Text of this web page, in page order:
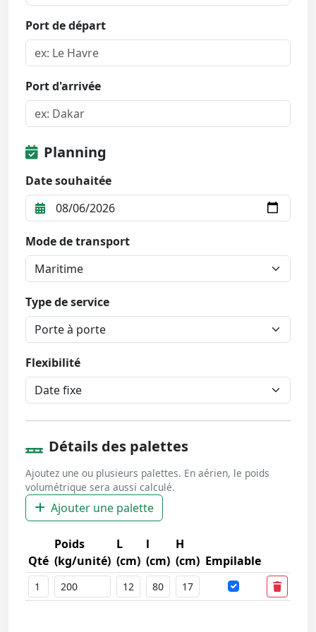
Port de départ
Port d'arrivée
Planning
Date souhaitée
Mode de transport
Type de service
Flexibilité
Détails des palettes
Ajoutez une ou plusieurs palettes. En aérien, le poids
volumétrique sera aussi calculé.
Ajouter une palette
Qté
Poids
(kg/unité)
L
(cm)
l
(cm)
H
(cm) Empilable